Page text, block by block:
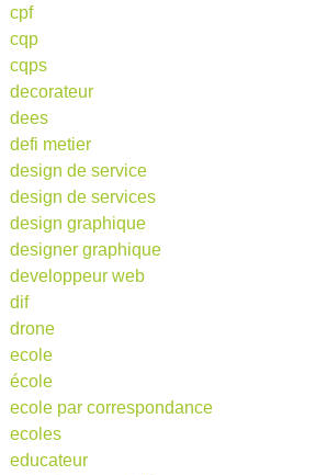
cpf
cqp
cqps
decorateur
dees
defi metier
design de service
design de services
design graphique
designer graphique
developpeur web
dif
drone
ecole
école
ecole par correspondance
ecoles
educateur